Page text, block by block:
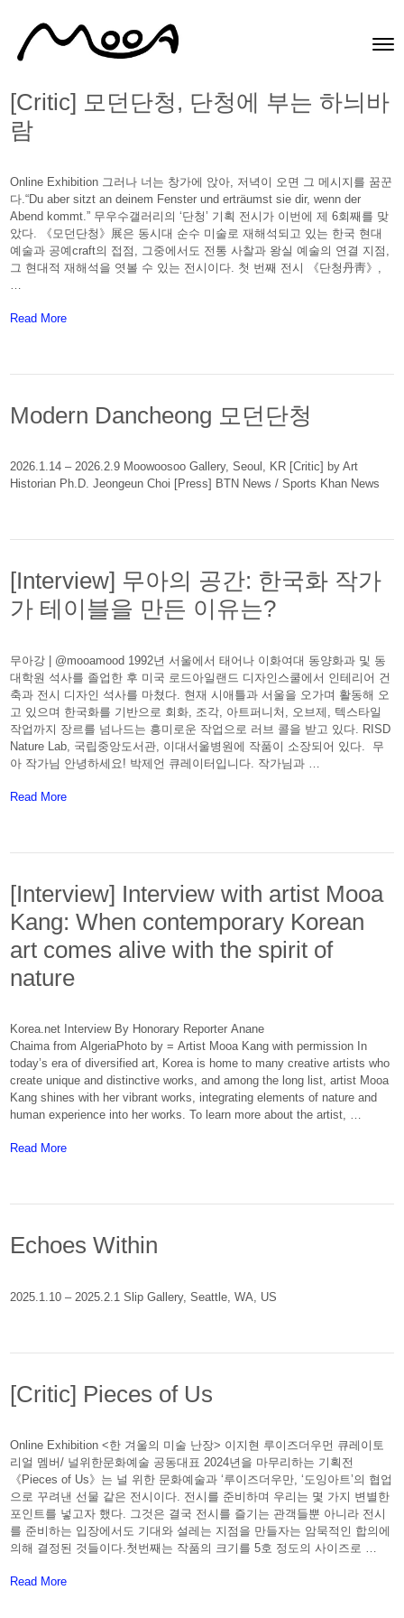
[Critic] 모던단청, 단청에 부는 하늬바
람
Online Exhibition 그러나 너는 창가에 앉아, 저녁이 오면 그 메시지를 꿈꾼
다.“Du aber sitzt an deinem Fenster und erträumst sie dir, wenn der
Abend kommt.” 무우수갤러리의 ‘단청’ 기획 전시가 이번에 제 6회째를 맞
았다. 《모던단청》展은 동시대 순수 미술로 재해석되고 있는 한국 현대
예술과 공예craft의 접점, 그중에서도 전통 사찰과 왕실 예술의 연결 지점,
그 현대적 재해석을 엿볼 수 있는 전시이다. 첫 번째 전시 《단청丹靑》,
Read MoreAbout: [Critic] 모던단청, 단청에 부는 하늬바람
Modern Dancheong 모던단청
2026.1.14 – 2026.2.9 Moowoosoo Gallery, Seoul, KR [Critic] by Art
Historian Ph.D. Jeongeun Choi [Press] BTN News / Sports Khan News
[Interview] 무아의 공간: 한국화 작가
가 테이블을 만든 이유는?
무아강 | @mooamood 1992년 서울에서 태어나 이화여대 동양화과 및 동
대학원 석사를 졸업한 후 미국 로드아일랜드 디자인스쿨에서 인테리어 건
축과 전시 디자인 석사를 마쳤다. 현재 시애틀과 서울을 오가며 활동해 오
고 있으며 한국화를 기반으로 회화, 조각, 아트퍼니처, 오브제, 텍스타일
작업까지 장르를 넘나드는 흥미로운 작업으로 러브 콜을 받고 있다. RISD
Nature Lab, 국립중앙도서관, 이대서울병원에 작품이 소장되어 있다. 무
아 작가님 안녕하세요! 박제언 큐레이터입니다. 작가님과 …
Read MoreAbout: [Interview] 무아의 공간: 한국화 작가가 테이블을 만든 이
[Interview] Interview with artist Mooa
Kang: When contemporary Korean
art comes alive with the spirit of
nature
Korea.net Interview By Honorary Reporter Anane
Chaima from AlgeriaPhoto by = Artist Mooa Kang with permission In
today’s era of diversified art, Korea is home to many creative artists who
create unique and distinctive works, and among the long list, artist Mooa
Kang shines with her vibrant works, integrating elements of nature and
human experience into her works. To learn more about the artist, …
Read MoreAbout: [Interview] Interview with artist Mooa Kang: When
Echoes Within
2025.1.10 – 2025.2.1 Slip Gallery, Seattle, WA, US
[Critic] Pieces of Us
Online Exhibition <한 겨울의 미술 난장> 이지현 루이즈더우먼 큐레이토
리얼 멤버/ 널위한문화예술 공동대표 2024년을 마무리하는 기획전
《Pieces of Us》는 널 위한 문화예술과 ‘루이즈더우만, ‘도잉아트’의 협업
으로 꾸려낸 선물 같은 전시이다. 전시를 준비하며 우리는 몇 가지 변별한
포인트를 넣고자 했다. 그것은 결국 전시를 즐기는 관객들뿐 아니라 전시
를 준비하는 입장에서도 기대와 설레는 지점을 만들자는 암묵적인 합의에
의해 결정된 것들이다.첫번째는 작품의 크기를 5호 정도의 사이즈로 …
Read MoreAbout: [Critic] Pieces of Us